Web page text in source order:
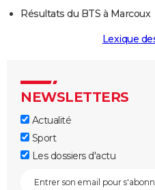
Résultats du BTS à Marcoux
Lexique
NEWSLETTERS
Actualité
Sport
Les dossiers d'actu